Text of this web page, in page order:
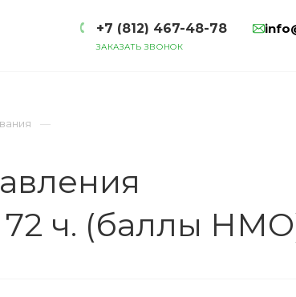
+7 (812) 467-48-78
ЗАКАЗАТЬ ЗВОНОК
72 ч. (баллы